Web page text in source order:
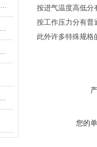
按进气温度高低
按工作压力分有
此外许多特殊规格
您的